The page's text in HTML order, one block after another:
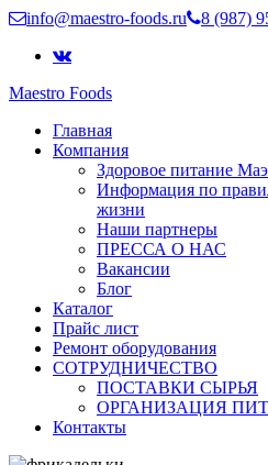
info@maestro-foods.ru 8 (987)
Maestro Foods
Компания
Симфония вкуса
Главная
Компания
Здоровое питание
Информация по
жизни
Наши партнеры
ПРЕССА О НАС
Вакансии
Блог
Каталог
Прайс лист
Ремонт оборудования
СОТРУДНИЧЕСТВО
ПОСТАВКИ СЫРЬЯ
ОРГАНИЗАЦИЯ
Контакты